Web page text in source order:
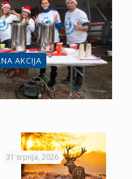
AKCIJA
31 srpnja, 2026